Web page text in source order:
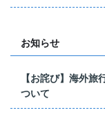
お知らせ
【お詫び】海外
ついて